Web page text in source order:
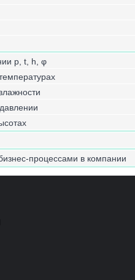
p, t, h, φ
процессами в компании